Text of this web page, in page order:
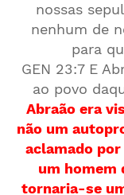
nossas
nenhum de
para
GEN 23:7 E
ao povo
Abraão era
não um
aclamado
um homem
tornaria-se